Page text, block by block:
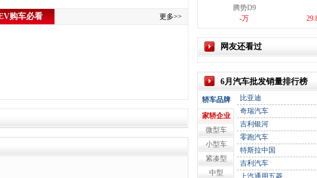
购车必看 更多>>
腾势D9
-万
网友还看过
6月汽车批发销量排行榜
轿车品牌
家轿企业
微型车
小型车
紧凑型
中型
比亚迪
奇瑞汽车
吉利银河
零跑汽车
特斯拉中国
吉利汽车
上汽通用五菱